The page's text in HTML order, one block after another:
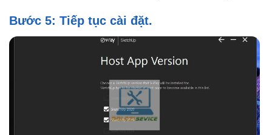
Bước 5: Tiếp tục cài đặt.